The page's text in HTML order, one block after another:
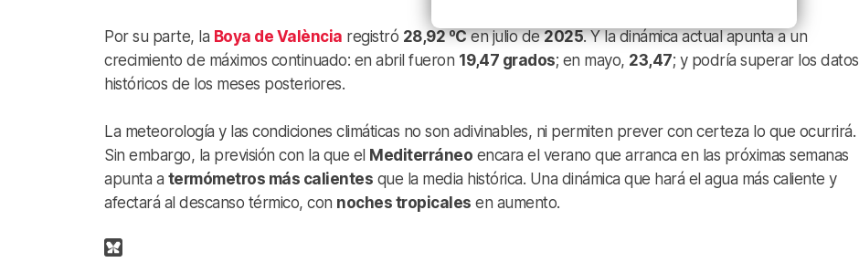
Por su parte, la Boya de València registró 28,92 ºCen julio de2025. Y la dinámica actual apunta a un
crecimiento de máximos continuado: en abril fueron 19,47 grados; en mayo, 23,47; y podría superar los datos
históricos de los meses posteriores.
La meteorología y las condiciones climáticas no son adivinables, ni permiten prever con certeza lo que ocurrirá.
Sin embargo, la previsión con la que el Mediterráneo encara el verano que arranca en las próximas semanas
apunta a termómetros más calientes que la media histórica. Una dinámica que hará el agua más caliente y
afectará al descanso térmico, con noches tropicales en aumento.